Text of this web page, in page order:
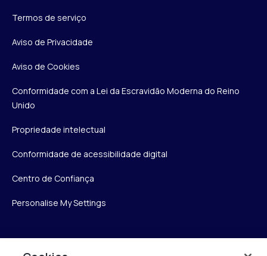
Termos de serviço
Aviso de Privacidade
Aviso de Cookies
Conformidade com a Lei da Escravidão Moderna do Reino
Unido
Propriedade intelectual
Conformidade de acessibilidade digital
Centro de Confiança
Personalise My Settings